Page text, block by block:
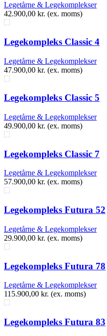
Legetårne & Legekomplekser
42.900,00 kr. (ex. moms)
Legekompleks Classic 4
Legetårne & Legekomplekser
47.900,00 kr. (ex. moms)
Legekompleks Classic 5
Legetårne & Legekomplekser
49.900,00 kr. (ex. moms)
Legekompleks Classic 7
Legetårne & Legekomplekser
57.900,00 kr. (ex. moms)
Legekompleks Futura 52
Legetårne & Legekomplekser
29.900,00 kr. (ex. moms)
Legekompleks Futura 78
Legetårne & Legekomplekser
115.900,00 kr. (ex. moms)
Legekompleks Futura 83